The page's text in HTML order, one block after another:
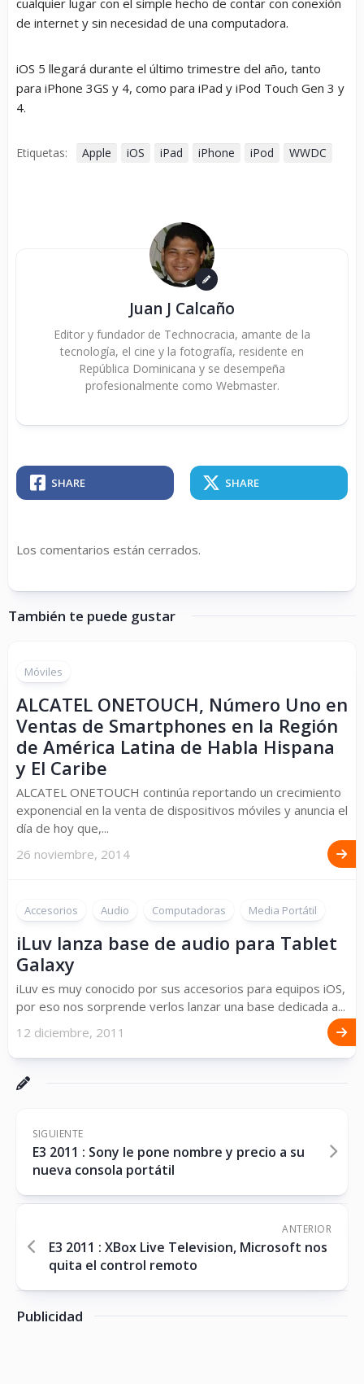
de internet y sin necesidad de una computadora.
iOS 5 llegará durante el último trimestre del año, tanto
para iPhone 3GS y 4, como para iPad y iPod Touch Gen 3 y
4.
Etiquetas: Apple iOS iPad iPhone iPod WWDC
Juan J Calcaño
Editor y fundador de Technocracia, amante de la
tecnología, el cine y la fotografía, residente en
República Dominicana y se desempeña
profesionalmente como Webmaster.
SHARE SHARE
Los comentarios están cerrados.
También te puede gustar
Móviles
ALCATEL ONETOUCH, Número Uno en
Ventas de Smartphones en la Región
de América Latina de Habla Hispana
y El Caribe
ALCATEL ONETOUCH continúa reportando un crecimiento
exponencial en la venta de dispositivos móviles y anuncia el
día de hoy que,...
26 noviembre, 2014
Accesorios Audio Computadoras Media Portátil
iLuv lanza base de audio para Tablet
Galaxy
iLuv es muy conocido por sus accesorios para equipos iOS,
por eso nos sorprende verlos lanzar una base dedicada a...
12 diciembre, 2011
SIGUIENTE
E3 2011 : Sony le pone nombre y precio a su
nueva consola portátil
ANTERIOR
E3 2011 : XBox Live Television, Microsoft nos
quita el control remoto
Publicidad